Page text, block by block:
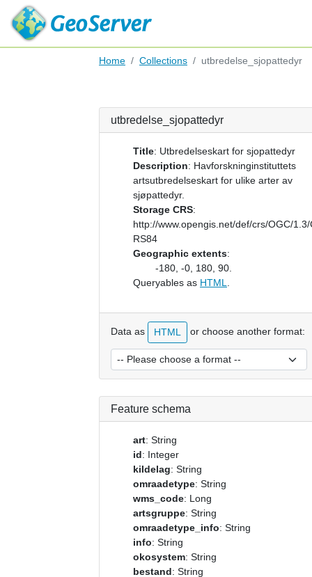
Home Collections utbredelse_sjopattedyr
utbredelse_sjopattedyr
Title: Utbredelseskart for sjopattedyr
Description: Havforskninginstituttets
artsutbredelseskart for ulike arter av
sjøpattedyr.
Storage CRS:
http://www.opengis.net/def/crs/OGC/1.3/
RS84
Geographic extents:
-180, -0, 180, 90.
Queryables as HTML
Data as HTML or choose another format:
Feature schema
art: String
id: Integer
kildelag: String
omraadetype: String
wms_code: Long
artsgruppe: String
omraadetype_info: String
info: String
okosystem: String
bestand: String